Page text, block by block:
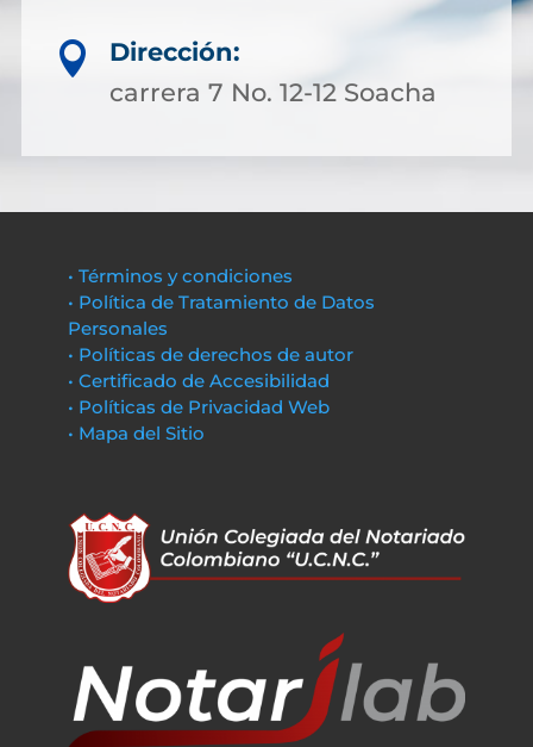

Dirección:
carrera 7 No. 12-12 Soacha
• Términos y condiciones
• Política de Tratamiento de Datos
Personales
• Políticas de derechos de autor
• Certificado de Accesibilidad
• Políticas de Privacidad Web
• Mapa del Sitio